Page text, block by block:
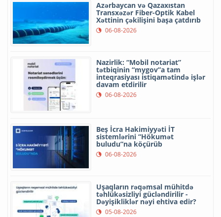
Azərbaycan və Qazaxıstan
Transxəzər Fiber-Optik Kabel
Xəttinin çəkilişini başa çatdırıb
06-08-2026
Nazirlik: “Mobil notariat”
tətbiqinin “mygov”a tam
inteqrasiyası istiqamətində işlər
davam etdirilir
06-08-2026
Beş İcra Hakimiyyəti İT
sistemlərini “Hökumət
buludu”na köçürüb
06-08-2026
Uşaqların rəqəmsal mühitdə
təhlükəsizliyi gücləndirilir -
Dəyişikliklər nəyi ehtiva edir?
05-08-2026